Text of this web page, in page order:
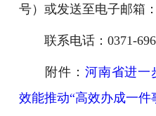
号）或发送至电子邮箱：
联系电话：0371-
附件： 河南省进一
效能推动“高效办成一